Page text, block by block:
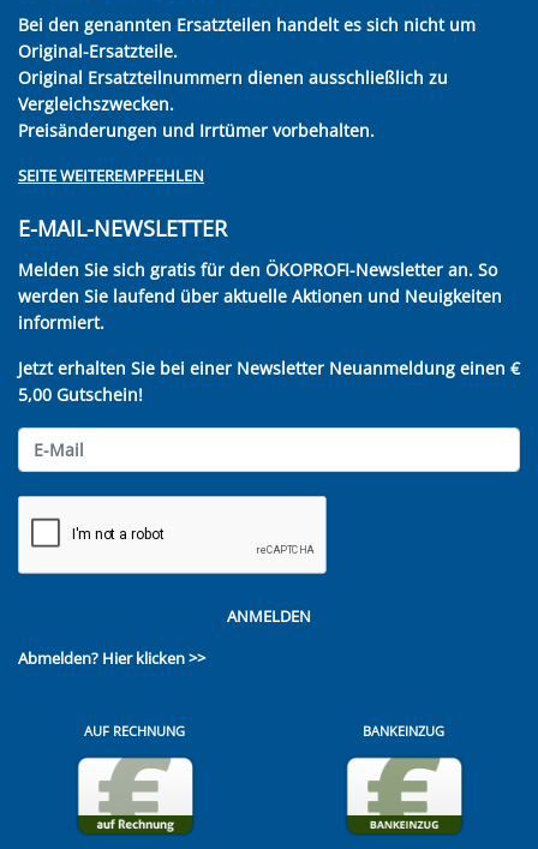
Bei den genannten Ersatzteilen handelt es sich nicht um
Original-Ersatzteile.
Original Ersatzteilnummern dienen ausschließlich zu
Vergleichszwecken.
Preisänderungen und Irrtümer vorbehalten.
SEITE WEITEREMPFEHLEN
E-MAIL-NEWSLETTER
Melden Sie sich gratis für den ÖKOPROFI-Newsletter an. So
werden Sie laufend über aktuelle Aktionen und Neuigkeiten
informiert.
Jetzt erhalten Sie bei einer Newsletter Neuanmeldung einen €
5,00 Gutschein!
ANMELDEN
Abmelden? Hier klicken >>
AUF RECHNUNG BANKEINZUG